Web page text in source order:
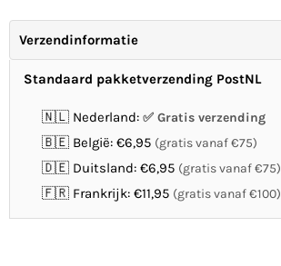
Verzendinformatie
Standaard pakketverzending PostNL
🇳🇱 Nederland: Gratis verzending
🇧🇪 België: €6,95 (gratis vanaf €75)
🇩🇪 Duitsland: €6,95 (gratis vanaf €75)
🇫🇷 Frankrijk: €11,95 (gratis vanaf €100)